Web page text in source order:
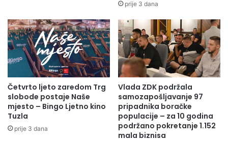
prije 3 dana
Četvrto ljeto zaredom Trg
slobode postaje Naše
mjesto – Bingo Ljetno kino
Tuzla
prije 3 dana
Vlada ZDK podržala
samozapošljavanje 97
pripadnika boračke
populacije – za 10 godina
podržano pokretanje 1.152
mala biznisa